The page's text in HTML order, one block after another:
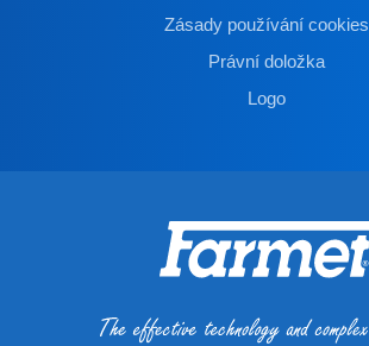
Zásady používání cookies
Právní doložka
Logo